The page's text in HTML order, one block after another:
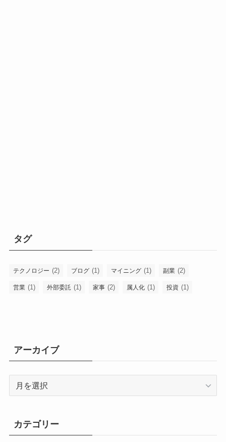
タグ
テクノロジー (2) ブログ (1) マイニング (1) 副業 (2)
営業 (1) 外部委託 (1) 家事 (2) 属人化 (1) 投資 (1)
アーカイブ
ブ
カテゴリー